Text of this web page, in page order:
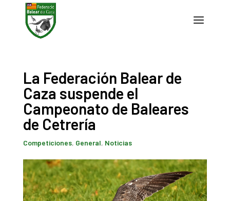
La Federación Balear de
Caza suspende el
Campeonato de Baleares
de Cetrería
Competiciones, General, Noticias